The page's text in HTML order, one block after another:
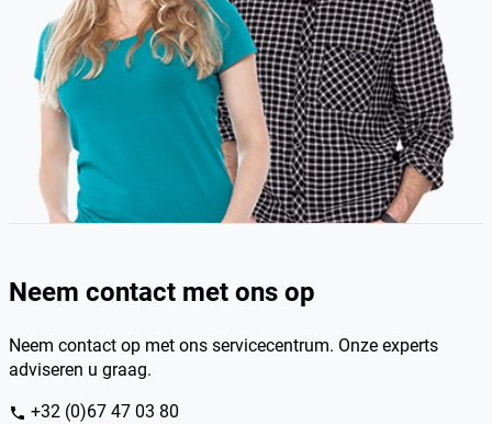
Neem contact met ons op
Neem contact op met ons servicecentrum. Onze experts
adviseren u graag.
phone +32 (0)67 47 03 80